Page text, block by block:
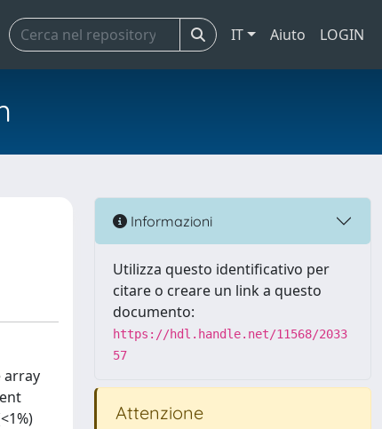
IT Aiuto LOGIN
array
Informazioni
Utilizza questo identificativo per
citare o creare un link a questo
documento:
https://hdl.handle.net/11568/2033
57
Attenzione